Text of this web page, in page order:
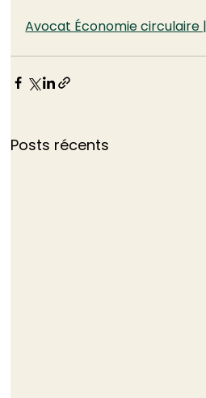
Avocat Économie circulaire
Posts récents